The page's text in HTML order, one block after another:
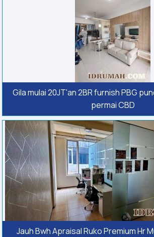
Gila mulai 20JT'an 2BR furnish PBG
permai CBD
Jauh Bwh Apraisal Ruko Premium Hr